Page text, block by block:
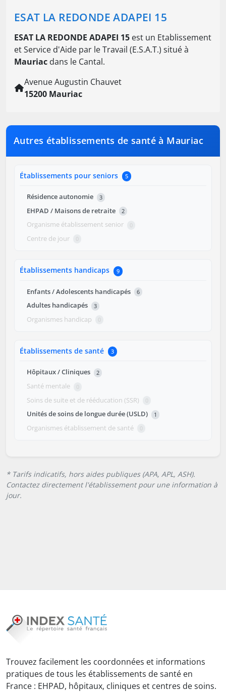
ESAT LA REDONDE ADAPEI 15
ESAT LA REDONDE ADAPEI 15 est un Etablissement
et Service d'Aide par le Travail (E.S.A.T.) situé à
Mauriac dans le Cantal.
Avenue Augustin Chauvet
15200 Mauriac
Autres établissements de santé à Mauriac
Établissements pour seniors 5
Résidence autonomie 3
EHPAD / Maisons de retraite 2
Organisme établissement senior 0
Centre de jour 0
Établissements handicaps 9
Enfants / Adolescents handicapés 6
Adultes handicapés 3
Organismes handicap 0
Établissements de santé 3
Hôpitaux / Cliniques 2
Santé mentale 0
Soins de suite et de rééducation (SSR) 0
Unités de soins de longue durée (USLD) 1
Organismes établissement de santé 0
* Tarifs indicatifs, hors aides publiques (APA, APL, ASH).
Contactez directement l'établissement pour une information à
jour.
Trouvez facilement les coordonnées et informations
pratiques de tous les établissements de santé en
France : EHPAD, hôpitaux, cliniques et centres de soins.